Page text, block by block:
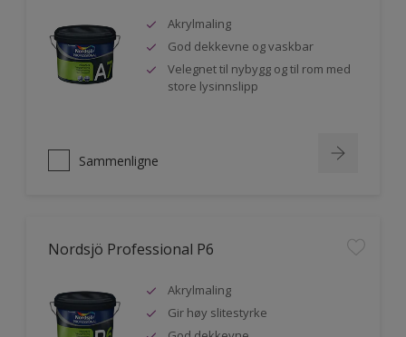
Akrylmaling
God dekkevne og vaskbar
Velegnet til nybygg og til rom med
store lysinnslipp
Sammenligne
Nordsjö Professional P6
Akrylmaling
Gir høy slitestyrke